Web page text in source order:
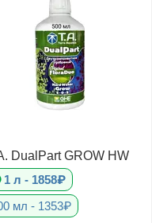
DualPart GROW HW
1 л - 1858₽
мл - 1353₽